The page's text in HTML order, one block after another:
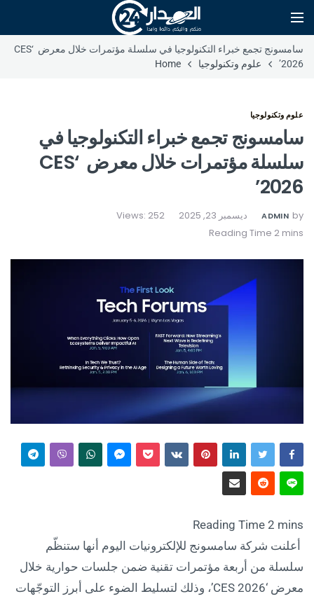
سامسونج تجمع خبراء التكنولوجيا في سلسلة مؤتمرات خلال معرض ‘CES
2026’
علوم وتكنولوجيا Home
علوم وتكنولوجيا
سامسونج تجمع خبراء التكنولوجيا في
سلسلة مؤتمرات خلال معرض ‘CES
2026’
by
ADMIN ديسمبر 23, 2025 Views: 252
أعلنت شركة سامسونج للإلكترونيات اليوم أنها ستنظّم
سلسلة من أربعة مؤتمرات تقنية ضمن جلسات حوارية خلال
معرض ‘CES 2026’، وذلك لتسليط الضوء على أبرز التوجّهات